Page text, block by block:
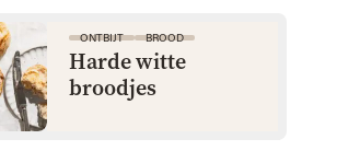
ONTBIJT BROOD
Harde witte
broodjes